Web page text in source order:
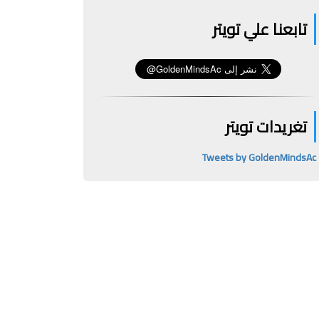
تابعنا علي تويتر
تغريدات تويتر
Tweets by GoldenMindsAc